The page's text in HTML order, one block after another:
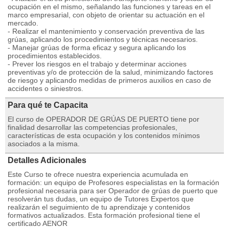
ocupación en el mismo, señalando las funciones y tareas en el
marco empresarial, con objeto de orientar su actuación en el
mercado.
- Realizar el mantenimiento y conservación preventiva de las
grúas, aplicando los procedimientos y técnicas necesarios.
- Manejar grúas de forma eficaz y segura aplicando los
procedimientos establecidos.
- Prever los riesgos en el trabajo y determinar acciones
preventivas y/o de protección de la salud, minimizando factores
de riesgo y aplicando medidas de primeros auxilios en caso de
accidentes o siniestros.
Para qué te Capacita
El curso de OPERADOR DE GRÚAS DE PUERTO tiene por
finalidad desarrollar las competencias profesionales,
características de esta ocupación y los contenidos mínimos
asociados a la misma.
Detalles Adicionales
Este Curso te ofrece nuestra experiencia acumulada en
formación: un equipo de Profesores especialistas en la formación
profesional necesaria para ser Operador de grúas de puerto que
resolverán tus dudas, un equipo de Tutores Expertos que
realizarán el seguimiento de tu aprendizaje y contenidos
formativos actualizados. Esta formación profesional tiene el
certificado AENOR